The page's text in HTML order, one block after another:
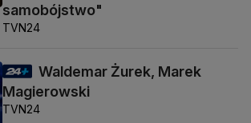
samobójstwo"
TVN24
Waldemar Żurek, Marek
Magierowski
TVN24